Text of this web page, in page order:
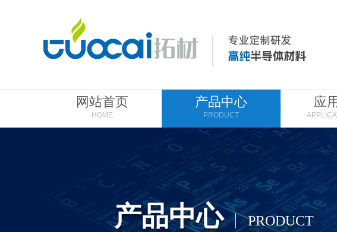
网站首页
HOME
产品中心
PRODUCT
应
产品中心 PRODUCT